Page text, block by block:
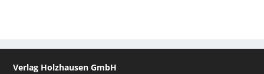
Verlag Holzhausen GmbH